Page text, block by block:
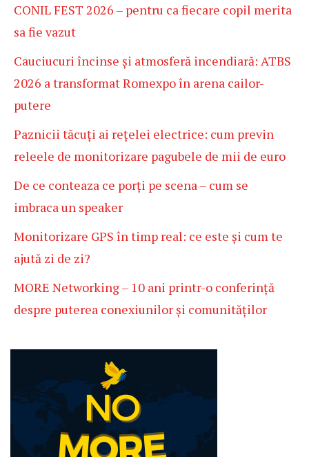
CONIL FEST 2026 – pentru ca fiecare copil merita
sa fie vazut
Cauciucuri încinse și atmosferă incendiară: ATBS
2026 a transformat Romexpo în arena cailor-
putere
Paznicii tăcuți ai rețelei electrice: cum previn
releele de monitorizare pagubele de mii de euro
De ce conteaza ce porți pe scena – cum se
imbraca un speaker
Monitorizare GPS în timp real: ce este și cum te
ajută zi de zi?
MORE Networking – 10 ani printr-o conferință
despre puterea conexiunilor și comunităților